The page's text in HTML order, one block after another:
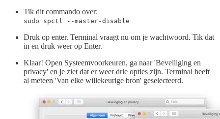
Tik dit commando over:
sudo spctl --master-disable
Druk op enter. Terminal vraagt nu om je wachtwoord. Tik dat
in en druk weer op Enter.
Klaar! Open Systeemvoorkeuren, ga naar 'Beveiliging en
privacy' en je ziet dat er weer drie opties zijn. Terminal heeft
al meteen 'Van elke willekeurige bron' geselecteerd.